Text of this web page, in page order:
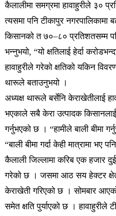
कैलालीमा समग्रमा हावाहुरीले ३०
त्यसमा पनि टीकापुर नगरपालिकामा
किसानको त ७०–८० प्रतिशतसम्म
भन्नुभयो, “यो क्षतिलाई हेर्दा
हावाहुरीले गरेको क्षतिको यकिन
थारूले बताउनुभयो ।
अध्यक्ष थारूले बर्सेनि केराखेतीलाई
भएकाले सबै केरा उत्पादक
गर्नुभएको छ । “हामीले बाली बीमा
“बाली बीमा गर्दा केही मात्रामा भए
कैलाली जिल्लामा करिब एक हजार
गरेको छ । जसमा आठ सय हेक्टर
केराखेती गरिएको छ । सोमबार
समेत क्षति पुर्याएको छ । हावाहुरीले